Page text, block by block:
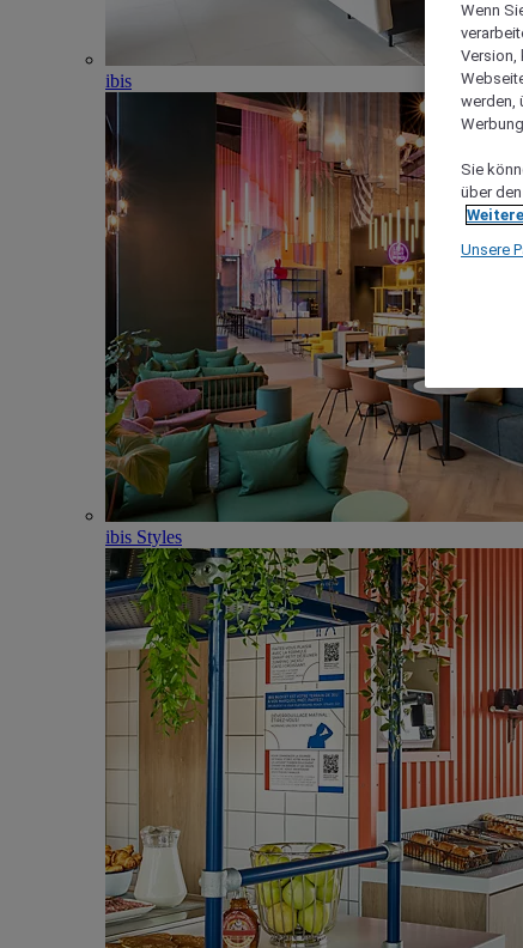
ibis
ibis Styles
Wenn
Version,
werden,
Sie
über
Unsere